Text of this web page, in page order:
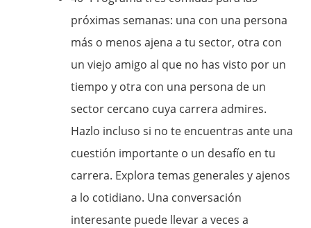
próximas semanas: una con una persona
más o menos ajena a tu sector, otra con
un viejo amigo al que no has visto por un
tiempo y otra con una persona de un
sector cercano cuya carrera admires.
Hazlo incluso si no te encuentras ante una
cuestión importante o un desafío en tu
carrera. Explora temas generales y ajenos
a lo cotidiano. Una conversación
interesante puede llevar a veces a